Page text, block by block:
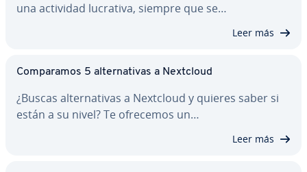
una actividad lucrativa, siempre que se…
Leer más
Co­m­pa­ra­mos 5 al­te­r­na­ti­vas a Nextcloud
¿Buscas al­te­r­na­ti­vas a Nextcloud y quieres saber si
están a su nivel? Te ofrecemos un…
Leer más